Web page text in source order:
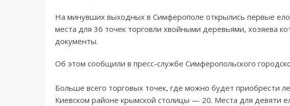
На минувших выходных в Симферополе открылись первые
места для 36 точек торговли хвойными деревьями, хозяева
документы.
Об этом сообщили в пресс-службе Симферопольского
Больше всего торговых точек, где можно будет приобрести
Киевском районе крымской столицы — 20. Места для девяти